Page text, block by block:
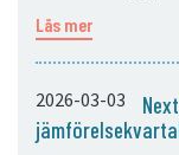
Läs mer
2026-03-03